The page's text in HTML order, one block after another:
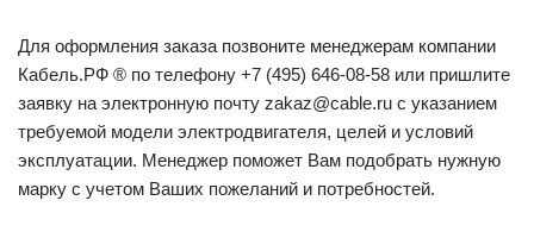
Для оформления заказа позвоните менеджерам компании
Кабель.РФ ® по телефону +7 (495) 646-08-58 или пришлите
заявку на электронную почту zakaz@cable.ru с указанием
требуемой модели электродвигателя, целей и условий
эксплуатации. Менеджер поможет Вам подобрать нужную
марку с учетом Ваших пожеланий и потребностей.